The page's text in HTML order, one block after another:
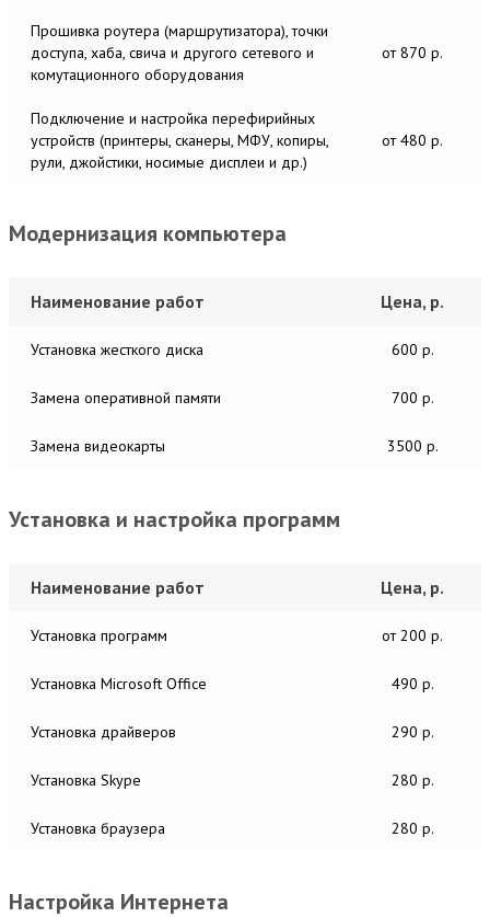
Прошивка роутера (маршрутизатора), точки
доступа, хаба, свича и другого сетевого и
комутационного оборудования
от 870 р.
Подключение и настройка перефирийных
устройств (принтеры, сканеры, МФУ, копиры,
рули, джойстики, носимые дисплеи и др.)
от 480 р.
Модернизация компьютера
Наименование работ Цена, р.
Установка жесткого диска 600 р.
Замена оперативной памяти 700 р.
Замена видеокарты 3500 р.
Установка и настройка программ
Наименование работ Цена, р.
Установка программ от 200 р.
Установка Microsoft Office 490 р.
Установка драйверов 290 р.
Установка Skype 280 р.
Установка браузера 280 р.
Настройка Интернета